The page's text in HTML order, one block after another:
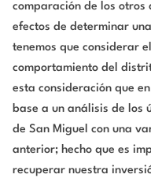
comparación de los
efectos de determinar
tenemos que considerar
comportamiento del
esta consideración que
base a un análisis de los
de San Miguel con una
anterior; hecho que es
recuperar nuestra